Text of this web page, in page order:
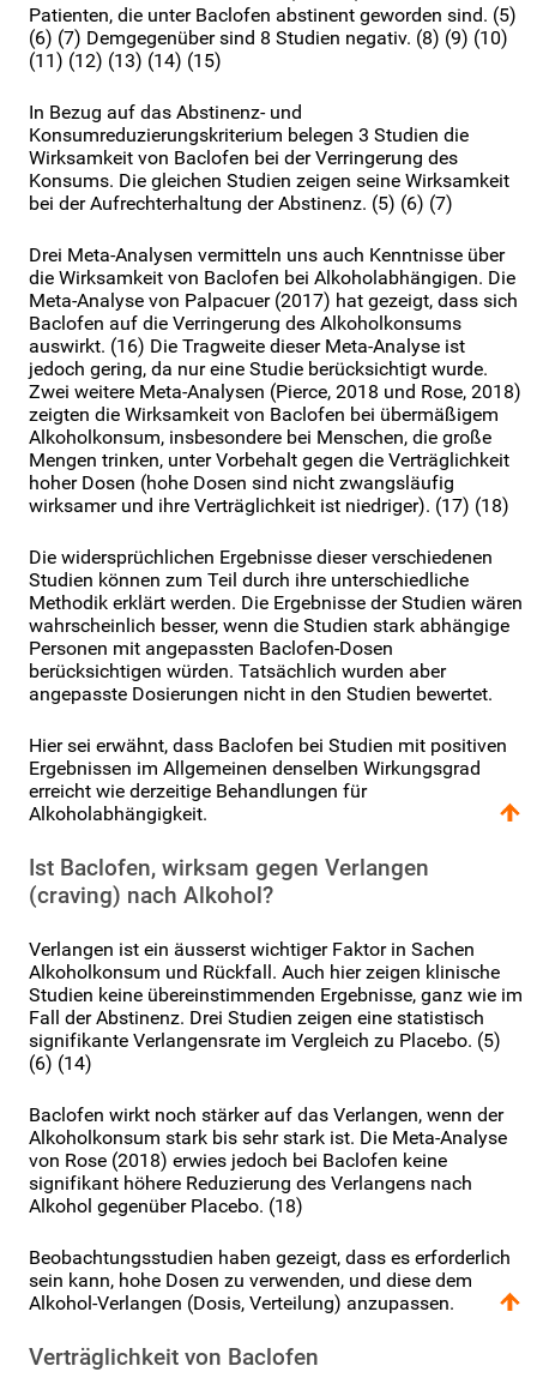
Patienten, die unter Baclofen abstinent geworden sind. (5)
(6) (7) Demgegenüber sind 8 Studien negativ. (8) (9) (10)
(11) (12) (13) (14) (15)
In Bezug auf das Abstinenz- und
Konsumreduzierungskriterium belegen 3 Studien die
Wirksamkeit von Baclofen bei der Verringerung des
Konsums. Die gleichen Studien zeigen seine Wirksamkeit
bei der Aufrechterhaltung der Abstinenz. (5) (6) (7)
Drei Meta-Analysen vermitteln uns auch Kenntnisse über
die Wirksamkeit von Baclofen bei Alkoholabhängigen. Die
Meta-Analyse von Palpacuer (2017) hat gezeigt, dass sich
Baclofen auf die Verringerung des Alkoholkonsums
auswirkt. (16) Die Tragweite dieser Meta-Analyse ist
jedoch gering, da nur eine Studie berücksichtigt wurde.
Zwei weitere Meta-Analysen (Pierce, 2018 und Rose, 2018)
zeigten die Wirksamkeit von Baclofen bei übermäßigem
Alkoholkonsum, insbesondere bei Menschen, die große
Mengen trinken, unter Vorbehalt gegen die Verträglichkeit
hoher Dosen (hohe Dosen sind nicht zwangsläufig
wirksamer und ihre Verträglichkeit ist niedriger). (17) (18)
Die widersprüchlichen Ergebnisse dieser verschiedenen
Studien können zum Teil durch ihre unterschiedliche
Methodik erklärt werden. Die Ergebnisse der Studien wären
wahrscheinlich besser, wenn die Studien stark abhängige
Personen mit angepassten Baclofen-Dosen
berücksichtigen würden. Tatsächlich wurden aber
angepasste Dosierungen nicht in den Studien bewertet.
Hier sei erwähnt, dass Baclofen bei Studien mit positiven
Ergebnissen im Allgemeinen denselben Wirkungsgrad
erreicht wie derzeitige Behandlungen für
Alkoholabhängigkeit.
Ist Baclofen, wirksam gegen Verlangen
(craving) nach Alkohol?
Verlangen ist ein äusserst wichtiger Faktor in Sachen
Alkoholkonsum und Rückfall. Auch hier zeigen klinische
Studien keine übereinstimmenden Ergebnisse, ganz wie im
Fall der Abstinenz. Drei Studien zeigen eine statistisch
signifikante Verlangensrate im Vergleich zu Placebo. (5)
(6) (14)
Baclofen wirkt noch stärker auf das Verlangen, wenn der
Alkoholkonsum stark bis sehr stark ist. Die Meta-Analyse
von Rose (2018) erwies jedoch bei Baclofen keine
signifikant höhere Reduzierung des Verlangens nach
Alkohol gegenüber Placebo. (18)
Beobachtungsstudien haben gezeigt, dass es erforderlich
sein kann, hohe Dosen zu verwenden, und diese dem
Alkohol-Verlangen (Dosis, Verteilung) anzupassen.
Verträglichkeit von Baclofen